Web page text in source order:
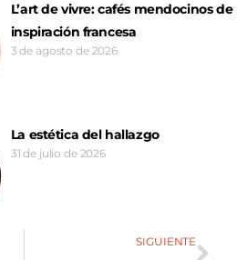
L’art de vivre: cafés mendocinos de
inspiración francesa
3 de agosto de 2026
La estética del hallazgo
31 de julio de 2026
SIGUIENTE